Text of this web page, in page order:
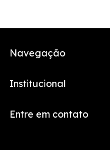
Navegação
Institucional
Entre em contato